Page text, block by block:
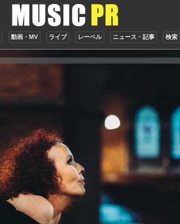
動画・MV ライブ レーベル ニュース・記事 検索